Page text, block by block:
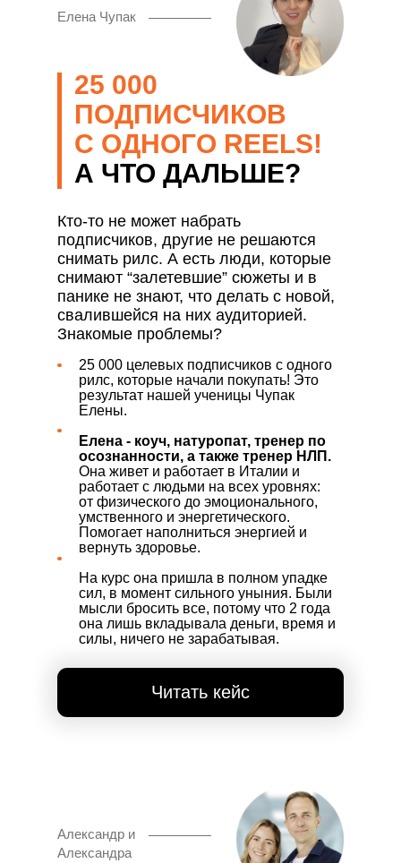
Кто-то не может набрать
подписчиков, другие не решаются
снимать рилс. А есть люди, которые
снимают “залетевшие” сюжеты и в
панике не знают, что делать с новой,
свалившейся на них аудиторией.
Знакомые проблемы?
25 000
ПОДПИСЧИКОВ
С ОДНОГО REELS!
А ЧТО ДАЛЬШЕ?
Елена Чупак
25 000 целевых подписчиков с одного
рилс, которые начали покупать! Это
результат нашей ученицы Чупак
Елены.
Елена - коуч, натуропат, тренер по
осознанности, а также тренер НЛП.
Она живет и работает в Италии и
работает с людьми на всех уровнях:
от физического до эмоционального,
умственного и энергетического.
Помогает наполниться энергией и
вернуть здоровье.
На курс она пришла в полном упадке
сил, в момент сильного уныния. Были
мысли бросить все, потому что 2 года
она лишь вкладывала деньги, время и
силы, ничего не зарабатывая.
Читать кейс
Александр и
Александра